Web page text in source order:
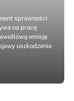
sprawności
na pracę
emisję
uszkodzenia